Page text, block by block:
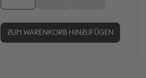
ZUM WARENKORB HINZUFÜGEN